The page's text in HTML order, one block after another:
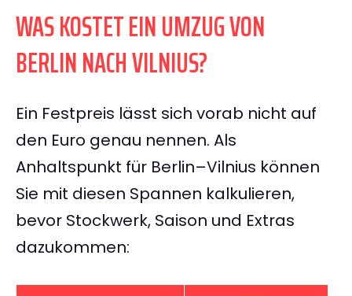
WAS KOSTET EIN UMZUG VON
BERLIN NACH VILNIUS?
Ein Festpreis lässt sich vorab nicht auf
den Euro genau nennen. Als
Anhaltspunkt für Berlin–Vilnius können
Sie mit diesen Spannen kalkulieren,
bevor Stockwerk, Saison und Extras
dazukommen: